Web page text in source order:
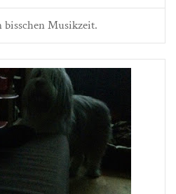
bisschen Musikzeit.